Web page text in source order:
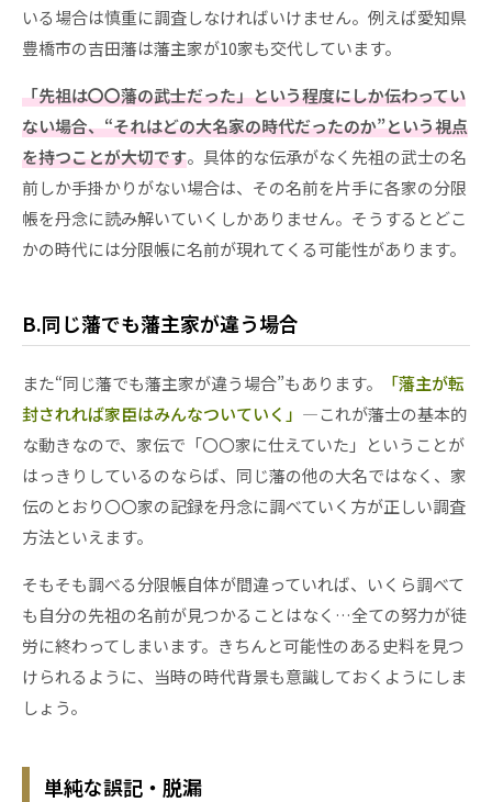
いる場合は慎重に調査しなければいけません。例えば愛知県
豊橋市の吉田藩は藩主家が10家も交代しています。
「先祖は〇〇藩の武士だった」という程度にしか伝わってい
ない場合、“それはどの大名家の時代だったのか”という視点
を持つことが大切です。具体的な伝承がなく先祖の武士の名
前しか手掛かりがない場合は、その名前を片手に各家の分限
帳を丹念に読み解いていくしかありません。そうするとどこ
かの時代には分限帳に名前が現れてくる可能性があります。
B.同じ藩でも藩主家が違う場合
また“同じ藩でも藩主家が違う場合”もあります。
「藩主が転
封されれば家臣はみんなついていく」 ―これが藩士の基本的
な動きなので、家伝で「〇〇家に仕えていた」ということが
はっきりしているのならば、同じ藩の他の大名ではなく、家
伝のとおり〇〇家の記録を丹念に調べていく方が正しい調査
方法といえます。
そもそも調べる分限帳自体が間違っていれば、いくら調べて
も自分の先祖の名前が見つかることはなく…全ての努力が徒
労に終わってしまいます。きちんと可能性のある史料を見つ
けられるように、当時の時代背景も意識しておくようにしま
しょう。
単純な誤記・脱漏